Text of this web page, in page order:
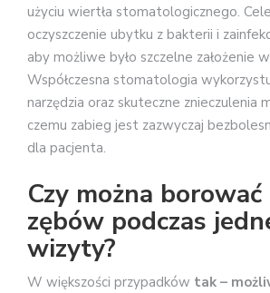
użyciu wiertła stomatologicznego.
oczyszczenie ubytku z bakterii i
aby możliwe było szczelne założenie
Współczesna stomatologia
narzędzia oraz skuteczne znieczulenia
czemu zabieg jest zazwyczaj
dla pacjenta.
Czy można
zębów podczas
wizyty?
W większości przypadków tak –